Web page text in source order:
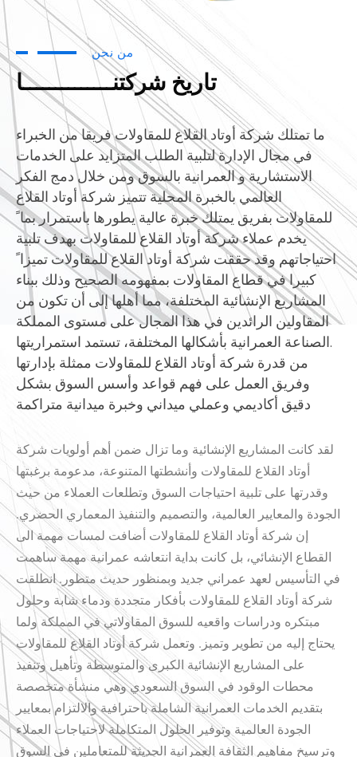
من نحن
تاریخ شرکتنــــــــــــــا
ما تمتلك شركة أوتاد القلاع للمقاولات فريقا من الخبراء
في مجال الإدارة لتلبية الطلب المتزايد على الخدمات
الاستشارية و العمرانية بالسوق ومن خلال دمج الفكر
العالمي بالخبرة المحلية تتميز شركة أوتاد القلاع
للمقاولات بفريق يمتلك خبرة عالية يطورها باستمرار بما ً
يخدم عملاء شركة أوتاد القلاع للمقاولات بهدف تلبية
احتياجاتهم وقد حققت شركة أوتاد القلاع للمقاولات تميزا ً
كبيرا في قطاع المقاولات بمفهومه الصحيح وذلك ببناء
المشاريع الإنشائية المختلفة، مما أهلها إلى أن تكون من
المقاولين الرائدين في هذا المجال على مستوى المملكة
.الصناعة العمرانية بأشكالها المختلفة، تستمد استمراريتها
من قدرة شركة أوتاد القلاع للمقاولات ممثلة بإدارتها
وفريق العمل على فهم قواعد وأسس السوق بشكل
دقيق أكاديمي وعملي ميداني وخبرة ميدانية متراكمة
لقد كانت المشاريع الإنشائية وما تزال ضمن أهم أولويات شركة
أوتاد القلاع للمقاولات وأنشطتها المتنوعة، مدعومة برغبتها
وقدرتها على تلبية احتياجات السوق وتطلعات العملاء من حيث
الجودة والمعايير العالمية، والتصميم والتنفيذ المعماري الحضري.
إن شركة أوتاد القلاع للمقاولات أضافت لمسات مهمة الى
القطاع الإنشائي، بل كانت بداية انتعاشه عمرانية مهمة ساهمت
في التأسيس لعهد عمراني جديد وبمنظور حديث متطور. انطلقت
شركة أوتاد القلاع للمقاولات بأفكار متجددة ودماء شابة وحلول
مبتكره ودراسات واقعيه للسوق المقاولاتي في المملكة ولما
يحتاج إليه من تطوير وتميز. وتعمل شركة أوتاد القلاع للمقاولات
على المشاريع الإنشائية الكبرى والمتوسطة وتأهيل وتنفيذ
محطات الوقود في السوق السعودي وهي منشأة متخصصة
بتقديم الخدمات العمرانية الشاملة باحترافية والالتزام بمعايير
الجودة العالمية وتوفير الحلول المتكاملة لاحتياجات العملاء
وترسيخ مفاهيم الثقافة العمرانية الحديثة للمتعاملين في السوق